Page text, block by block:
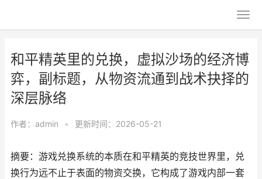
和平精英里的兑换，虚拟沙场的经济博
弈，副标题，从物资流通到战术抉择的
深层脉络
作者： admin • 更新时间：2026-05-21
摘要：游戏兑换系统的本质在和平精英的竞技世界里，兑
换行为远不止于表面的物资交换，它构成了游戏内部一套